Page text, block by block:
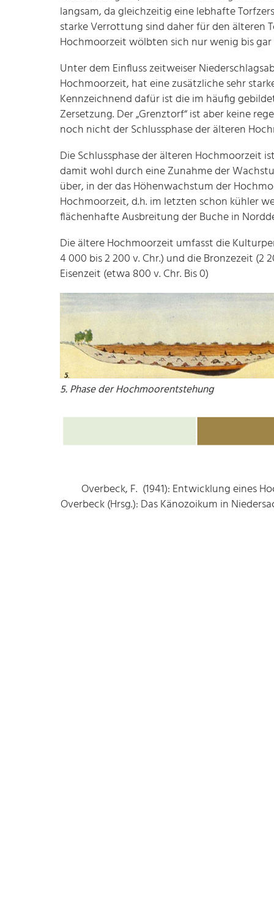
langsam, da gleichzeitig eine lebhafte
starke Verrottung sind daher für den älteren
Hochmoorzeit wölbten sich nur wenig bis
Unter dem Einfluss zeitweiser
Hochmoorzeit, hat eine zusätzliche sehr
Kennzeichnend dafür ist die im häufig
Zersetzung. Der „Grenztorf“ ist aber keine
noch nicht der Schlussphase der älteren
Die Schlussphase der älteren Hochmoorzeit
damit wohl durch eine Zunahme der
über, in der das Höhenwachstum der
Hochmoorzeit, d.h. im letzten schon kühler
flächenhafte Ausbreitung der Buche in
Die ältere Hochmoorzeit umfasst die
4 000 bis 2 200 v. Chr.) und die Bronzezeit (2
Eisenzeit (etwa 800 v. Chr. Bis 0)
5. Phase der Hochmoorentstehung
Overbeck, F. (1941): Entwicklung eines
Overbeck (Hrsg.): Das Känozoikum in